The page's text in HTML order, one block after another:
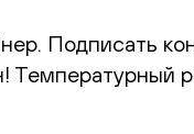
Подписать
Температурный